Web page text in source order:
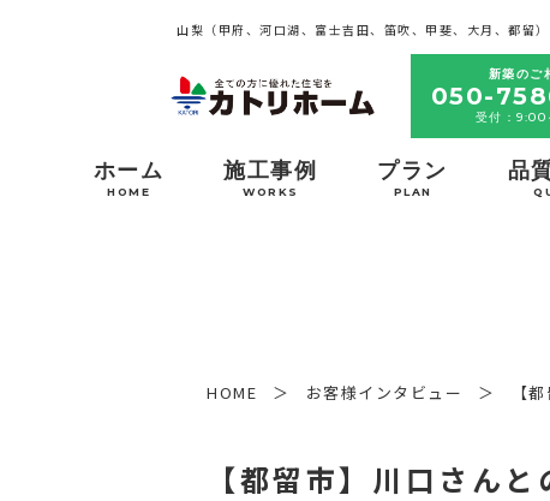
山梨（甲府、河口湖、富士吉田、笛吹、甲斐、大月、都留
新築のご
050-
受付：9:00
ホーム
HOME
施工事例
WORKS
プラン
PLAN
品
HOME お客様インタビュー 【
【都留市】川口さん